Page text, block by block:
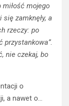
mojego
zamknęły, a
rzeczy: po
przystankowa”.
nie czekaj, bo
o
a nawet o…